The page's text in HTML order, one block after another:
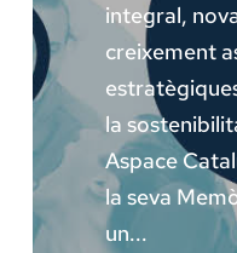
integral,
creixement
la
Aspace
la seva
un...